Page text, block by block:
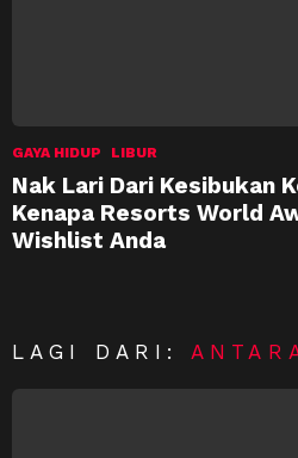
GAYA HIDUP LIBUR
Nak Lari Dari Kesibukan
Kenapa Resorts World
Wishlist Anda
LAGI DARI: